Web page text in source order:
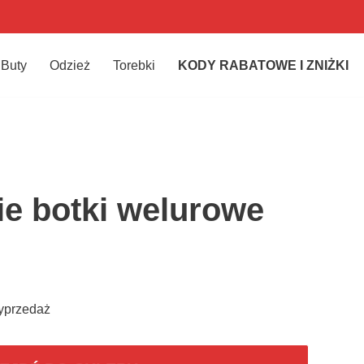
Buty Odzież Torebki KODY RABATOWE I ZNIŻKI
botki welurowe